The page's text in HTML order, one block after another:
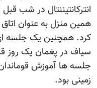
انترکانتیننتال در شب
همین منزل به عنوان
کرد. همچنین یک جلسه
سیاف در پغمان یک روز
جلسه ها آموزش
زمینی بود.